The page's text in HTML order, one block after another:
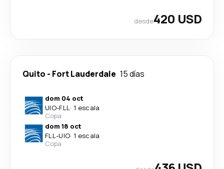
desde420 USD
Quito - Fort Lauderdale 15 días
dom 04 oct
UIO-FLL· 1 escala
Copa
dom 18 oct
FLL-UIO· 1 escala
Copa